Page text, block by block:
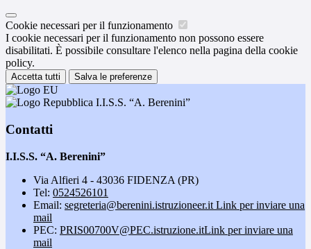
Cookie necessari per il funzionamento
I cookie necessari per il funzionamento non possono essere
disabilitati. È possibile consultare l'elenco nella pagina della cookie
policy.
Accetta tutti Salva le preferenze
I.I.S.S. “A. Berenini”
Contatti
I.I.S.S. “A. Berenini”
Via Alfieri 4 - 43036 FIDENZA (PR)
Tel: 0524526101
Email: segreteria@berenini.istruzioneer.it Link per inviare una
mail
PEC: PRIS00700V@PEC.istruzione.itLink per inviare una
mail